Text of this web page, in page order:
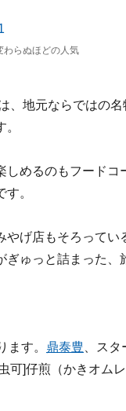
わらぬほどの人気
地元ならではの名
めるのもフードコ
。
げ店もそろってい
ゅっと詰まった、
す。 鼎泰豊 、ス
可]仔煎（かきオム